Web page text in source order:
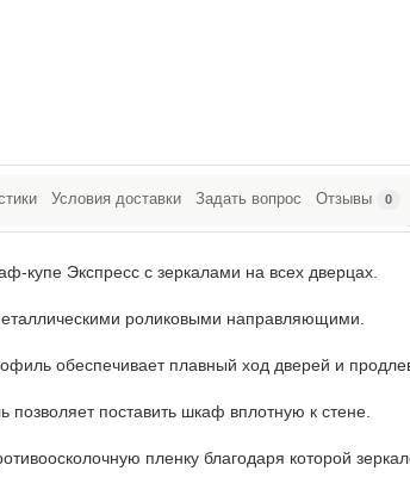
Условия доставки Задать вопрос Отзывы 0
купе Экспресс с зеркалами на всех дверцах.
роликовыми направляющими.
обеспечивает плавный ход дверей и
позволяет поставить шкаф вплотную к стене.
пленку благодаря которой